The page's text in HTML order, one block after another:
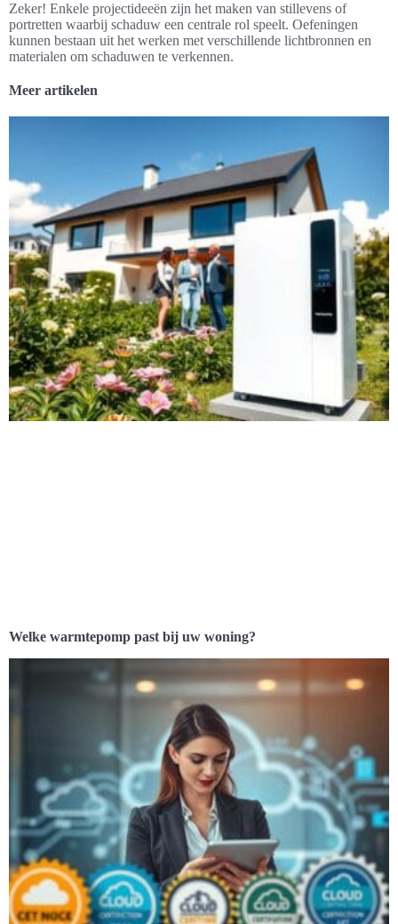
Zeker! Enkele projectideeën zijn het maken van stillevens of
portretten waarbij schaduw een centrale rol speelt. Oefeningen
kunnen bestaan uit het werken met verschillende lichtbronnen en
materialen om schaduwen te verkennen.
Meer artikelen
Welke warmtepomp past bij uw woning?